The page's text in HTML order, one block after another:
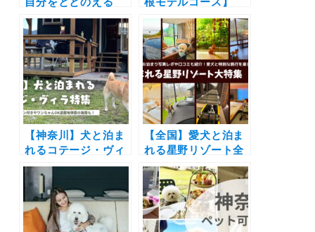
ホテルへ「nol
hakone
myojindai」が2024
年5月開業！サイズ
別ドッグランも併設
ラ・テラッツァ 芦ノ
湖〜箱根神社〜ホテ
ル凛香 箱根強羅リゾ
ート〜大涌谷コース
【神奈川】犬と泊ま
れるコテージ・ヴィ
ラ5選！実際のおで
かけ写真付きで紹介
| ドッグラン付きや
ワンちゃんOK遊園
地併設の施設も！
【全国】愛犬と泊ま
れる星野リゾート全
42施設大特集！実際
のお泊まり写真レポ
や口コミも | 大切な
ペットと特別な旅行
を楽しもう♪